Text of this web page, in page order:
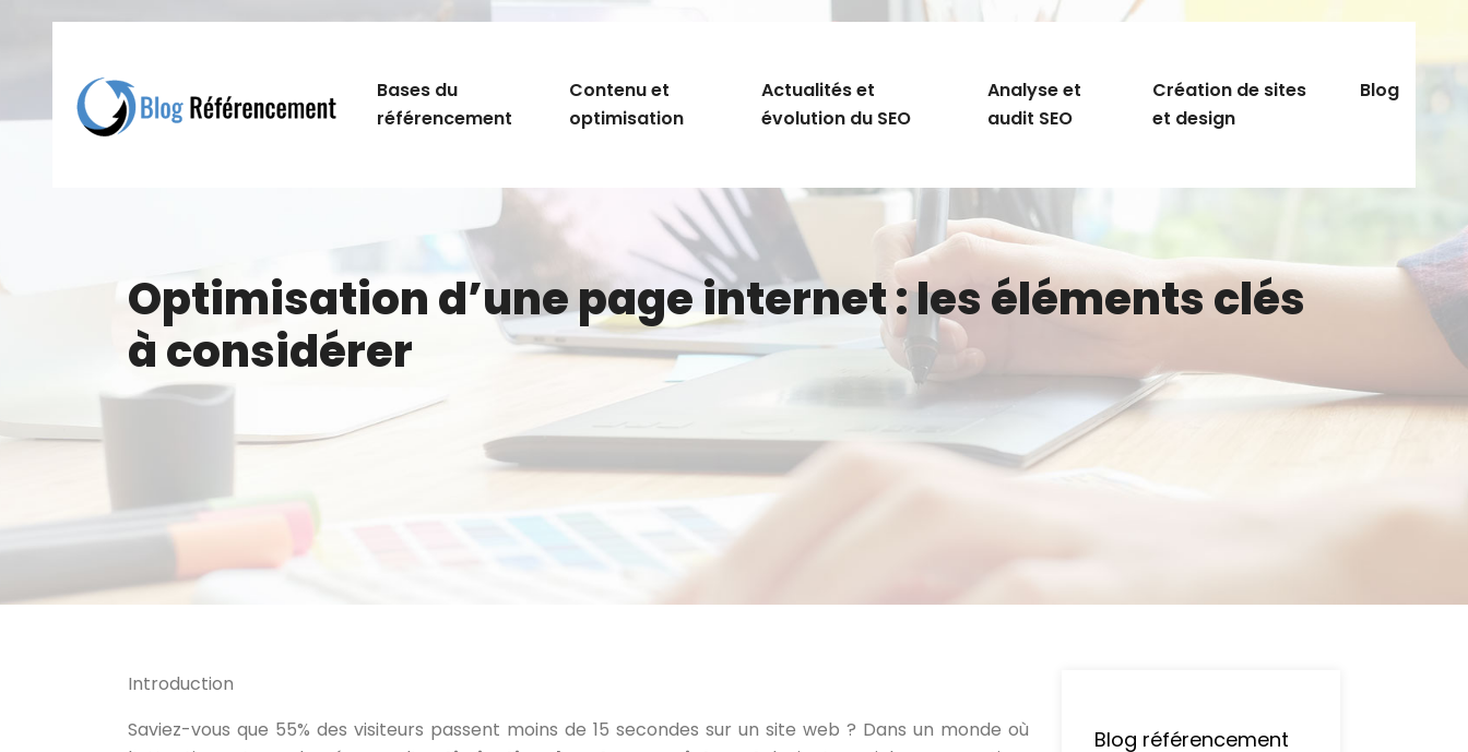
Bases du
référencement
Contenu et
optimisation
Actualités et
évolution du SEO
Analyse et
audit SEO
Création de sites
et design
Blog
Optimisation d’une page internet : les éléments clés
à considérer
Introduction
Saviez-vous que 55% des visiteurs passent moins de 15 secondes sur un site web ? Dans un monde où
Blog référencement